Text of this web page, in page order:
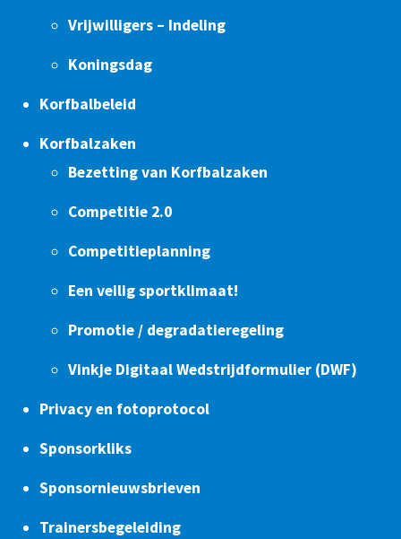
Vrijwilligers – Indeling
Koningsdag
Korfbalbeleid
Korfbalzaken
Bezetting van Korfbalzaken
Competitie 2.0
Competitieplanning
Een veilig sportklimaat!
Promotie / degradatieregeling
Vinkje Digitaal Wedstrijdformulier (DWF)
Privacy en fotoprotocol
Sponsorkliks
Sponsornieuwsbrieven
Trainersbegeleiding